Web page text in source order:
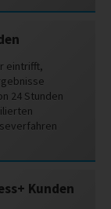
eintrifft,
24 Stunden
Kunden